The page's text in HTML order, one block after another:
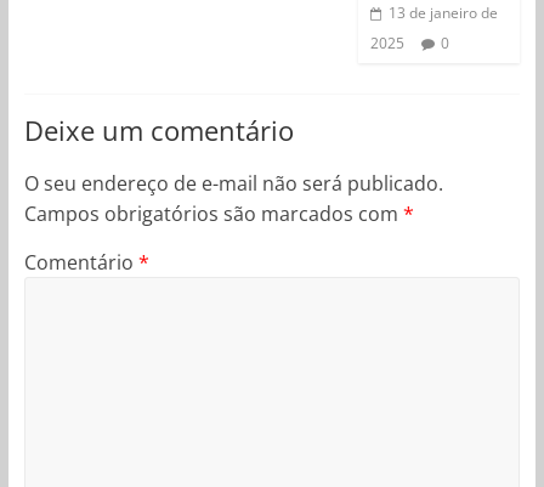
13 de janeiro de
2025
0
Deixe um comentário
O seu endereço de e-mail não será publicado.
Campos obrigatórios são marcados com *
Comentário *